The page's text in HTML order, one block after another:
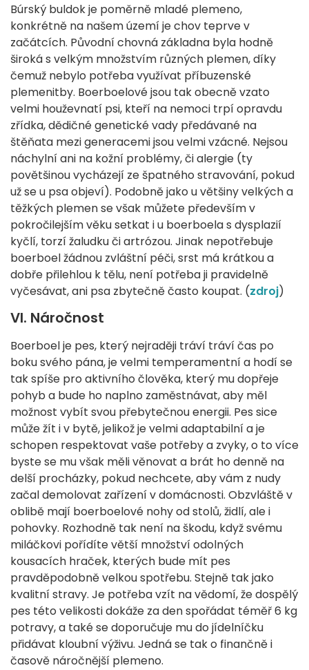
Búrský buldok je poměrně mladé plemeno,
konkrétně na našem území je chov teprve v
začátcích. Původní chovná základna byla hodně
široká s velkým množstvím různých plemen, díky
čemuž nebylo potřeba využívat příbuzenské
plemenitby. Boerboelové jsou tak obecně vzato
velmi houževnatí psi, kteří na nemoci trpí opravdu
zřídka, dědičné genetické vady předávané na
štěňata mezi generacemi jsou velmi vzácné. Nejsou
náchylní ani na kožní problémy, či alergie (ty
povětšinou vycházejí ze špatného stravování, pokud
už se u psa objeví). Podobně jako u většiny velkých a
těžkých plemen se však můžete především v
pokročilejším věku setkat i u boerboela s dysplazií
kyčlí, torzí žaludku či artrózou. Jinak nepotřebuje
boerboel žádnou zvláštní péči, srst má krátkou a
dobře přilehlou k tělu, není potřeba ji pravidelně
vyčesávat, ani psa zbytečně často koupat. (zdroj)
VI. Náročnost
Boerboel je pes, který nejraději tráví tráví čas po
boku svého pána, je velmi temperamentní a hodí se
tak spíše pro aktivního člověka, který mu dopřeje
pohyb a bude ho naplno zaměstnávat, aby měl
možnost vybít svou přebytečnou energii. Pes sice
může žít i v bytě, jelikož je velmi adaptabilní a je
schopen respektovat vaše potřeby a zvyky, o to více
byste se mu však měli věnovat a brát ho denně na
delší procházky, pokud nechcete, aby vám z nudy
začal demolovat zařízení v domácnosti. Obzvláště v
oblibě mají boerboelové nohy od stolů, židlí, ale i
pohovky. Rozhodně tak není na škodu, když svému
miláčkovi pořídíte větší množství odolných
kousacích hraček, kterých bude mít pes
pravděpodobně velkou spotřebu. Stejně tak jako
kvalitní stravy. Je potřeba vzít na vědomí, že dospělý
pes této velikosti dokáže za den spořádat téměř 6 kg
potravy, a také se doporučuje mu do jídelníčku
přidávat kloubní výživu. Jedná se tak o finančně i
časově náročnější plemeno.